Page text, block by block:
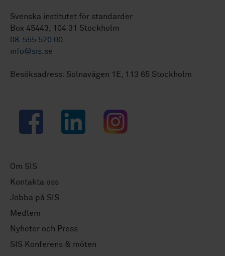
Svenska institutet för standarder
Box 45443, 104 31 Stockholm
08-555 520 00
info@sis.se
Besöksadress: Solnavägen 1E, 113 65 Stockholm
Facebook LinkedIn Instagram
Om SIS
Kontakta oss
Jobba på SIS
Medlem
Nyheter och Press
SIS Konferens & möten